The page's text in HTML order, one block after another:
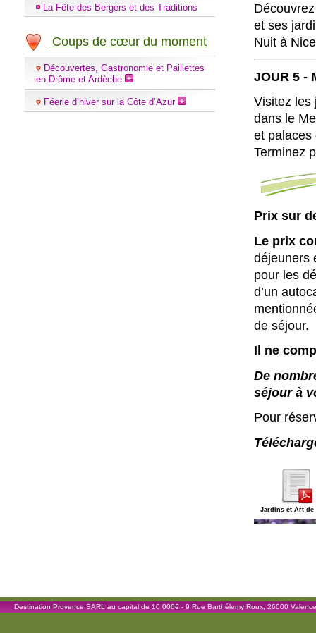
La Fête des Bergers et des Traditions
Coups de cœur du moment
Découvertes, Gastronomie et Paillettes
en Drôme et Ardèche
Féerie d’hiver sur la Côte d’Azur
et ses
Nuit à
JOUR 5 -
Visitez les
dans le
et palaces
Terminez
Prix sur
Le prix
déjeuners
pour les
d’un
de séjour.
Il ne
De
séjour à
Pour
Jardins et Art de
Destination Provence SARL au capital de 10 000€ - 9 Rue Barthélemy Roux, 26000 Valence